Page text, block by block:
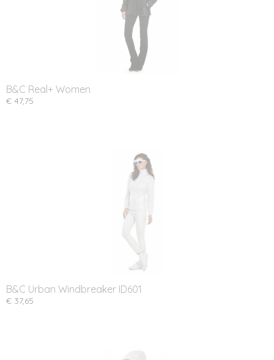
B&C Real+ Women
€ 47,75
B&C Urban Windbreaker ID601
€ 37,65